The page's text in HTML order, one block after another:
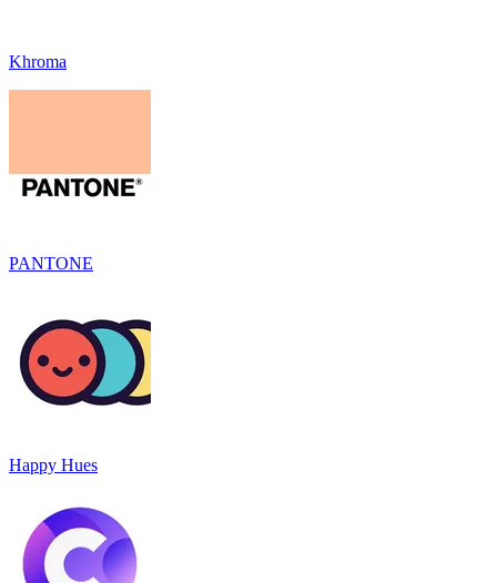
Khroma
PANTONE
Happy Hues